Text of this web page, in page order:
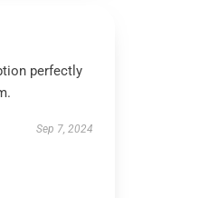
perfectly
Sep 7, 2024